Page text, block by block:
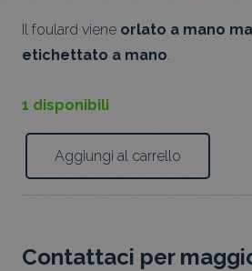
Il foulard viene orlato a mano
etichettato a mano.
1 disponibili
Foulard
Aggiungi al carrello
Contattaci per